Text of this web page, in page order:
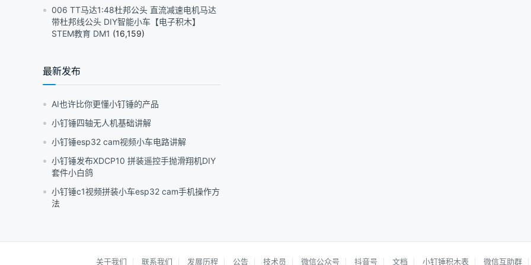
006 TT马达1:48杜邦公头 直流减速电机马达
带杜邦线公头 DIY智能小车【电子积木】
STEM教育 DM1 (16,159)
最新发布
AI也许比你更懂小钉锤的产品
小钉锤四轴无人机基础讲解
小钉锤esp32 cam视频小车电路讲解
小钉锤发布XDCP10 拼装遥控手抛滑翔机DIY
套件小白鸽
小钉锤c1视频拼装小车esp32 cam手机操作方
法
关于我们 联系我们 发展历程 公告 技术员 微信公众号 抖音号 文档 小钉锤积木表 微信互助群